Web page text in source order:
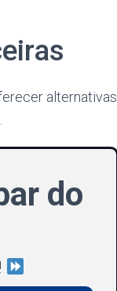
alternativas
do